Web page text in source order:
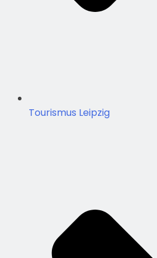
Tourismus Leipzig